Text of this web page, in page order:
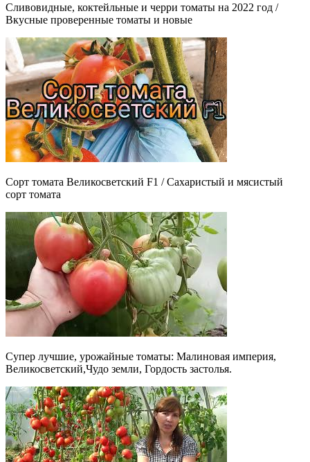
Сливовидные, коктейльные и черри томаты на 2022 год /
Вкусные проверенные томаты и новые
Сорт томата Великосветский F1 / Сахаристый и мясистый
сорт томата
Супер лучшие, урожайные томаты: Малиновая империя,
Великосветский,Чудо земли, Гордость застолья.